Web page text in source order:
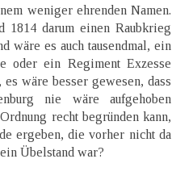
weniger ehrenden Namen.
darum einen Raubkrieg
wäre es auch tausendmal, ein
oder ein Regiment Exzesse
wäre besser gewesen, dass
nie wäre aufgehoben
recht begründen kann,
ergeben, die vorher nicht da
Übelstand war?